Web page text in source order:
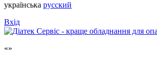
українська русский
Вхід